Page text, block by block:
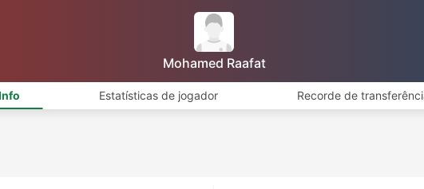
Mohamed Raafat
Estatísticas de jogador Recorde de